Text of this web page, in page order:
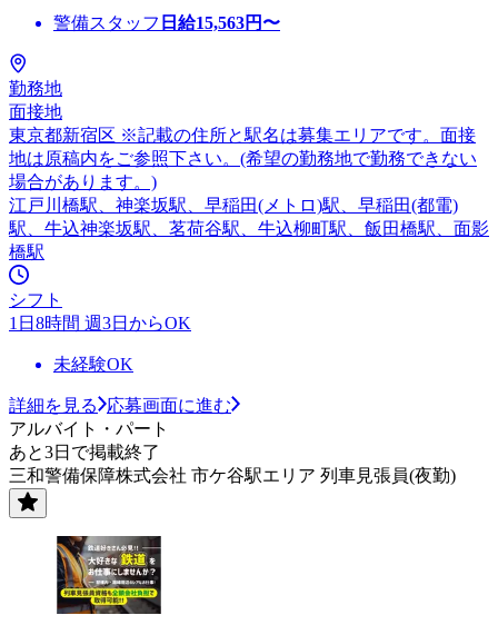
警備スタッフ 日給15,563円〜
勤務地
面接地
東京都新宿区 ※記載の住所と駅名は募集エリアです。面接
地は原稿内をご参照下さい。(希望の勤務地で勤務できない
場合があります。)
江戸川橋駅、神楽坂駅、早稲田(メトロ)駅、早稲田(都電)
駅、牛込神楽坂駅、茗荷谷駅、牛込柳町駅、飯田橋駅、面影
橋駅
シフト
1日8時間 週3日からOK
未経験OK
詳細を見る
応募画面に進む
アルバイト・パート
あと3日で掲載終了
三和警備保障株式会社 市ケ谷駅エリア 列車見張員(夜勤)